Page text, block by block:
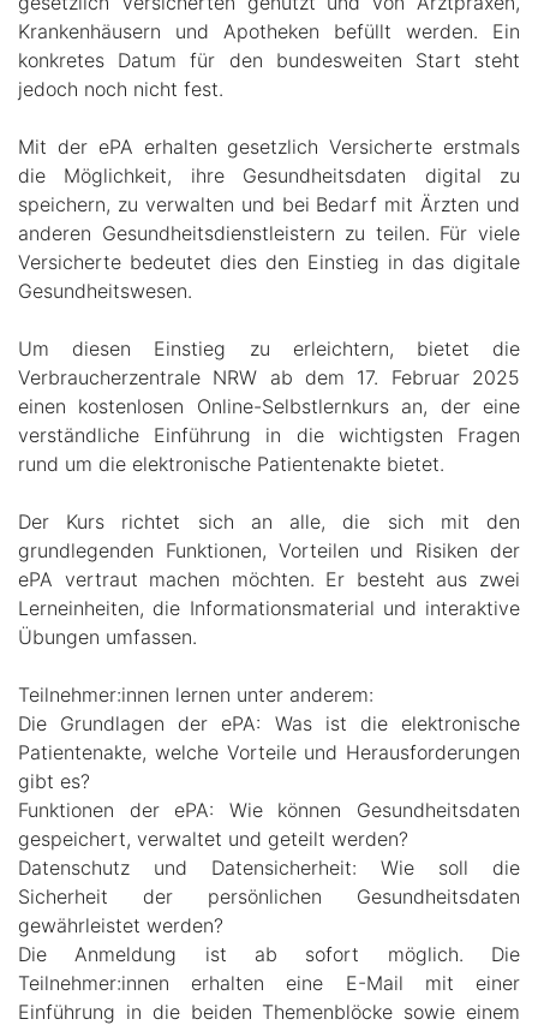
Krankenhäusern und Apotheken befüllt werden. Ein
konkretes Datum für den bundesweiten Start steht
jedoch noch nicht fest.
Mit der ePA erhalten gesetzlich Versicherte erstmals
die Möglichkeit, ihre Gesundheitsdaten digital zu
speichern, zu verwalten und bei Bedarf mit Ärzten und
anderen Gesundheitsdienstleistern zu teilen. Für viele
Versicherte bedeutet dies den Einstieg in das digitale
Gesundheitswesen.
Um diesen Einstieg zu erleichtern, bietet die
Verbraucherzentrale NRW ab dem 17. Februar 2025
einen kostenlosen Online-Selbstlernkurs an, der eine
verständliche Einführung in die wichtigsten Fragen
rund um die elektronische Patientenakte bietet.
Der Kurs richtet sich an alle, die sich mit den
grundlegenden Funktionen, Vorteilen und Risiken der
ePA vertraut machen möchten. Er besteht aus zwei
Lerneinheiten, die Informationsmaterial und interaktive
Übungen umfassen.
Teilnehmer:innen lernen unter anderem:
Die Grundlagen der ePA: Was ist die elektronische
Patientenakte, welche Vorteile und Herausforderungen
gibt es?
Funktionen der ePA: Wie können Gesundheitsdaten
gespeichert, verwaltet und geteilt werden?
Datenschutz und Datensicherheit: Wie soll die
Sicherheit der persönlichen Gesundheitsdaten
gewährleistet werden?
Die Anmeldung ist ab sofort möglich. Die
Teilnehmer:innen erhalten eine E-Mail mit einer
Einführung in die beiden Themenblöcke sowie einem